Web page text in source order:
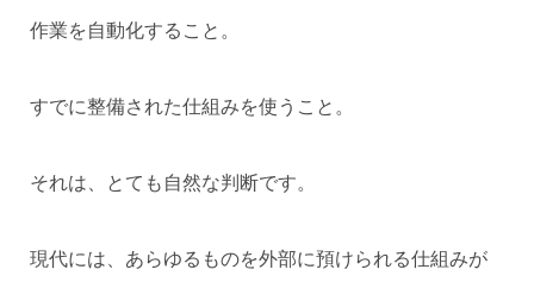
作業を自動化すること。
すでに整備された仕組みを使うこと。
それは、とても自然な判断です。
現代には、あらゆるものを外部に預けられる仕組みが